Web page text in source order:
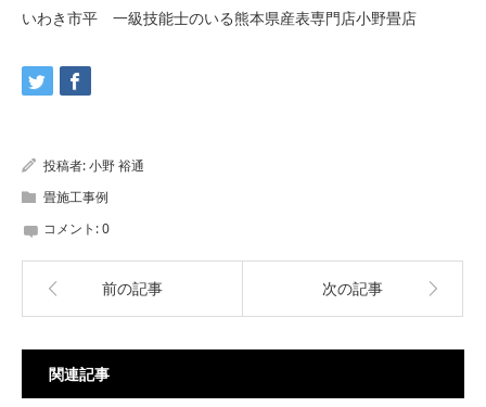
いわき市平 一級技能士のいる熊本県産表専門店小野畳店
投稿者:小野 裕通
畳施工事例
コメント:0
前の記事 次の記事
関連記事